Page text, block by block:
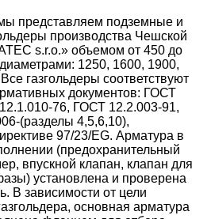
представляем подземные и
производства Чешской
s.r.o.» объемом от 450 до
1250, 1600, 1900,
газгольдеры соответствуют
документов: ГОСТ
76, ГОСТ 12.2.003-91,
(разделы 4,5,6,10),
97/23/EG. Арматура в
(предохранительный
впускной клапан, клапан для
установлена и проверена
В зависимости от цели
основная арматура